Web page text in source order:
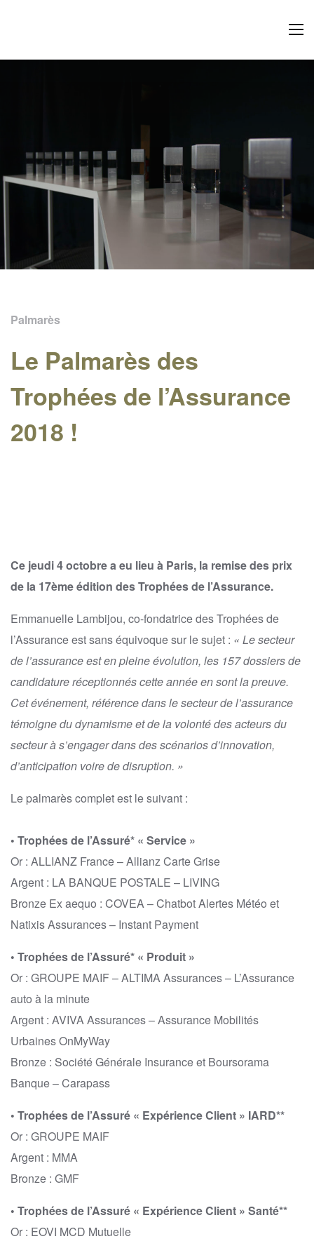
Palmarès
Le Palmarès des
Trophées de l’Assurance
2018 !
Ce jeudi 4 octobre a eu lieu à Paris, la remise des prix
de la 17ème édition des Trophées de l’Assurance.
Emmanuelle Lambijou, co-fondatrice des Trophées de
l’Assurance est sans équivoque sur le sujet : « Le secteur
de l’assurance est en pleine évolution, les 157 dossiers de
candidature réceptionnés cette année en sont la preuve.
Cet événement, référence dans le secteur de l’assurance
témoigne du dynamisme et de la volonté des acteurs du
secteur à s’engager dans des scénarios d’innovation,
d’anticipation voire de disruption. »
Le palmarès complet est le suivant :
• Trophées de l’Assuré* « Service »
Or : ALLIANZ France – Allianz Carte Grise
Argent : LA BANQUE POSTALE – LIVING
Bronze Ex aequo : COVEA – Chatbot Alertes Météo et
Natixis Assurances – Instant Payment
• Trophées de l’Assuré* « Produit »
Or : GROUPE MAIF – ALTIMA Assurances – L’Assurance
auto à la minute
Argent : AVIVA Assurances – Assurance Mobilités
Urbaines OnMyWay
Bronze : Société Générale Insurance et Boursorama
Banque – Carapass
• Trophées de l’Assuré « Expérience Client » IARD**
Or : GROUPE MAIF
Argent : MMA
Bronze : GMF
• Trophées de l’Assuré « Expérience Client » Santé**
Or : EOVI MCD Mutuelle